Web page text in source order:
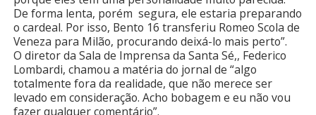
De forma lenta, porém segura, ele estaria preparando
o cardeal. Por isso, Bento 16 transferiu Romeo Scola de
Veneza para Milão, procurando deixá-lo mais perto”.
O diretor da Sala de Imprensa da Santa Sé,, Federico
Lombardi, chamou a matéria do jornal de “algo
totalmente fora da realidade, que não merece ser
levado em consideração. Acho bobagem e eu não vou
fazer qualquer comentário”.